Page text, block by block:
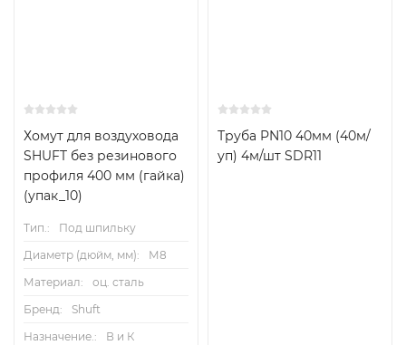
Хомут для воздуховода
SHUFT без резинового
профиля 400 мм (гайка)
(упак_10)
Тип.:
Под шпильку
Диаметр (дюйм, мм):
М8
Материал:
оц. сталь
Бренд:
Shuft
Назначение.:
В и К
Труба PN10 40мм (40м/
уп) 4м/шт SDR11